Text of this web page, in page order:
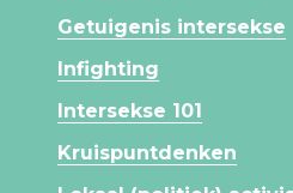
Getuigenis intersekse
Infighting
Intersekse 101
Kruispuntdenken